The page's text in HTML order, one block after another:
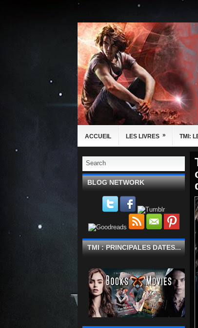
ACCUEIL LES LIVRES » TMI:
BLOG NETWORK
TMI : PRINCIPALES DATES...